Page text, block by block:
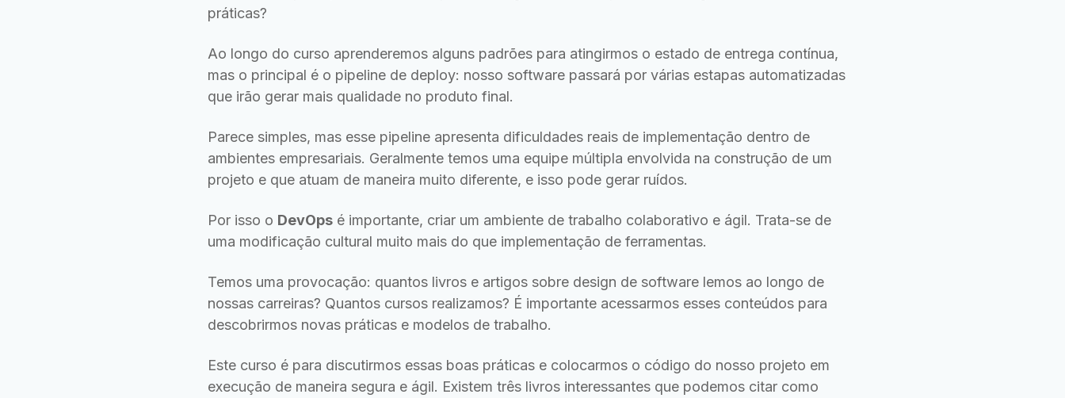
práticas?
Ao longo do curso aprenderemos alguns padrões para atingirmos o estado de entrega contínua,
mas o principal é o pipeline de deploy: nosso software passará por várias estapas automatizadas
que irão gerar mais qualidade no produto final.
Parece simples, mas esse pipeline apresenta dificuldades reais de implementação dentro de
ambientes empresariais. Geralmente temos uma equipe múltipla envolvida na construção de um
projeto e que atuam de maneira muito diferente, e isso pode gerar ruídos.
Por isso o DevOps é importante, criar um ambiente de trabalho colaborativo e ágil. Trata-se de
uma modificação cultural muito mais do que implementação de ferramentas.
Temos uma provocação: quantos livros e artigos sobre design de software lemos ao longo de
nossas carreiras? Quantos cursos realizamos? É importante acessarmos esses conteúdos para
descobrirmos novas práticas e modelos de trabalho.
Este curso é para discutirmos essas boas práticas e colocarmos o código do nosso projeto em
execução de maneira segura e ágil. Existem três livros interessantes que podemos citar como